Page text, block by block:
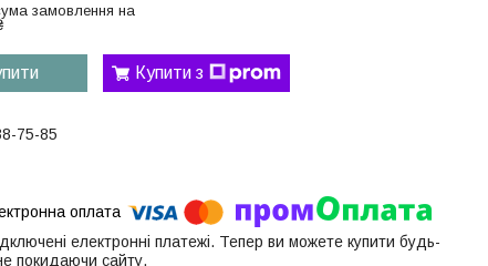
замовлення на
Купити з
75-85
електронні платежі. Тепер ви можете купити будь-
покидаючи сайту.